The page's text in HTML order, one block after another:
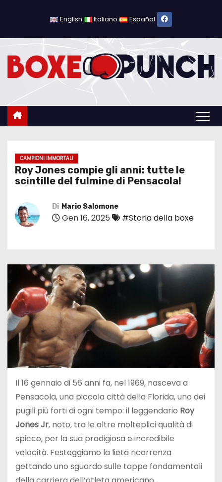
c
English Italiano Español
CAMPIONI IMMORTALI
Roy Jones compie gli anni: tutte le
scintille del fulmine di Pensacola!
Di Mario Salomone
Gen 16, 2025 #Storia della boxe
Il 16 gennaio di 56 anni fa, nel 1969, nasceva a
Pensacola, una piccola città della Florida, uno dei
pugili più forti di ogni tempo: il leggendario Roy
Jones Jr, noto, tra le altre molteplici qualità di
spicco, per la sua prodigiosa e incredibile
velocità. Festeggiamo la lieta ricorrenza
gettando uno sguardo sulle tappe fondamentali